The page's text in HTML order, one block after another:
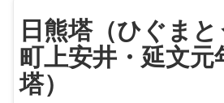
日熊塔（ひぐま
町上安井・延文元
塔）